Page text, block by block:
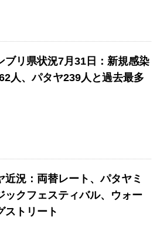
ブリ県状況7月31日：新規感染
人、パタヤ239人と過去最多
近況：両替レート、パタヤミ
ックフェスティバル、ウォー
ストリート